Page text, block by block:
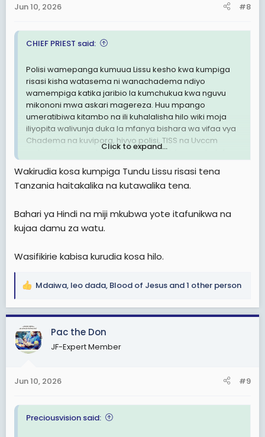
s
Jun 10, 2026 #8
CHIEF PRIEST said:
Polisi wamepanga kumuua Lissu kesho kwa kumpiga
risasi kisha watasema ni wanachadema ndiyo
wamempiga katika jaribio la kumchukua kwa nguvu
mikononi mwa askari magereza. Huu mpango
umeratibiwa kitambo na ili kuhalalisha hilo wiki moja
iliyopita walivunja duka la mfanya bishara wa vifaa vya
Chadema na kuvipora, hivyo polisi, TISS na Uvccm
watavishwa nguo hizo kisha wataanzisha vuru halafu
Njama hii imepangwa baada ya kuona hawana
ushahidi wa kutosha kuishawishi mahakama imhukumu
kuchukua shortcut .
Click to expand...
Wakirudia kosa kumpiga Tundu Lissu risasi tena
Tanzania haitakalika na kutawalika tena.
Bahari ya Hindi na miji mkubwa yote itafunikwa na
kujaa damu za watu.
Wasifikirie kabisa kurudia kosa hilo.
R
a
c
t
i
s
Mdaiwa, leo dada, Blood of Jesus and 1 other person
Pac the Don
JF-Expert Member
Jun 10, 2026 #9
Preciousvision said: